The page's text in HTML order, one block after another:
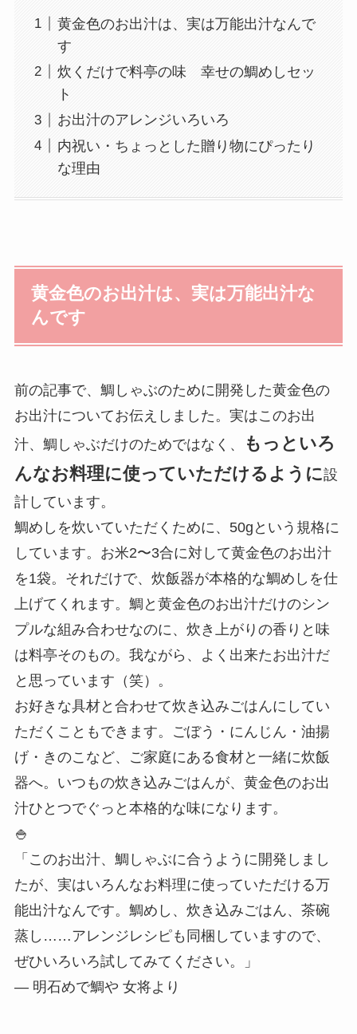
黄金色のお出汁は、実は万能出汁なんで
す
炊くだけで料亭の味 幸せの鯛めしセッ
ト
お出汁のアレンジいろいろ
内祝い・ちょっとした贈り物にぴったり
な理由
黄金色のお出汁は、実は万能出汁な
んです
前の記事で、鯛しゃぶのために開発した黄金色の
お出汁についてお伝えしました。実はこのお出
汁、鯛しゃぶだけのためではなく、
もっといろ
んなお料理に使っていただけるように設
計しています。
鯛めしを炊いていただくために、50gという規格に
しています。お米2〜3合に対して黄金色のお出汁
を1袋。それだけで、炊飯器が本格的な鯛めしを仕
上げてくれます。鯛と黄金色のお出汁だけのシン
プルな組み合わせなのに、炊き上がりの香りと味
は料亭そのもの。我ながら、よく出来たお出汁だ
と思っています（笑）。
お好きな具材と合わせて炊き込みごはんにしてい
ただくこともできます。ごぼう・にんじん・油揚
げ・きのこなど、ご家庭にある食材と一緒に炊飯
器へ。いつもの炊き込みごはんが、黄金色のお出
汁ひとつでぐっと本格的な味になります。
🍚
「このお出汁、鯛しゃぶに合うように開発しまし
たが、実はいろんなお料理に使っていただける万
能出汁なんです。鯛めし、炊き込みごはん、茶碗
蒸し……アレンジレシピも同梱していますので、
ぜひいろいろ試してみてください。」
— 明石めで鯛や 女将より